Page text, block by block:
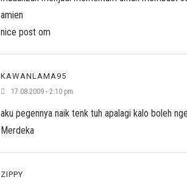
amien
nice post om
KAWANLAMA95
17.08.2009 - 2:10 pm
aku pegennya naik tenk tuh apalagi kalo boleh
Merdeka
ZIPPY